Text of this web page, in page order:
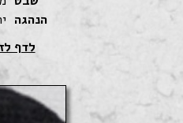
הנהגה
לדף